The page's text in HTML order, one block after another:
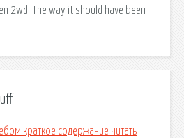
2wd. The way it should have been
краткое содержание читать